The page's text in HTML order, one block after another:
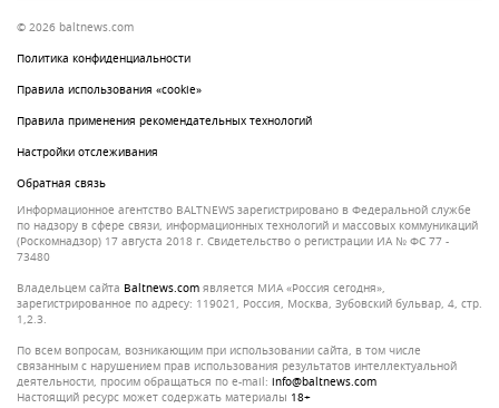
© 2026 baltnews.com
Политика конфиденциальности
Правила использования «cookie»
Правила применения рекомендательных технологий
Настройки отслеживания
Обратная связь
Информационное агентство BALTNEWS зарегистрировано в Федеральной службе
по надзору в сфере связи, информационных технологий и массовых коммуникаций
(Роскомнадзор) 17 августа 2018 г. Свидетельство о регистрации ИА № ФС 77 -
73480
Владельцем сайта
baltnews.com является МИА «Россия сегодня»,
зарегистрированное по адресу: 119021, Россия, Москва, Зубовский бульвар, 4, стр.
1,2.3.
По всем вопросам, возникающим при использовании сайта, в том числе
связанным с нарушением прав использования результатов интеллектуальной
деятельности, просим обращаться по e-mail: info@baltnews.com
Настоящий ресурс может содержать материалы 18+